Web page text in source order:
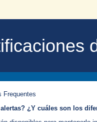
Frequentes
¿Y cuáles son los